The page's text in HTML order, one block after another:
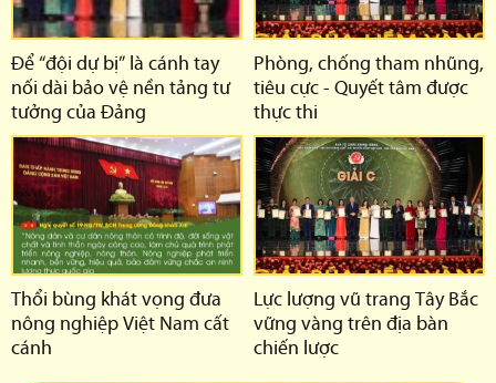
Để “đội dự bị” là cánh tay
nối dài bảo vệ nền tảng tư
tưởng của Đảng
Phòng, chống tham nhũng,
tiêu cực - Quyết tâm được
thực thi
Thổi bùng khát vọng đưa
nông nghiệp Việt Nam cất
cánh
Lực lượng vũ trang Tây Bắc
vững vàng trên địa bàn
chiến lược